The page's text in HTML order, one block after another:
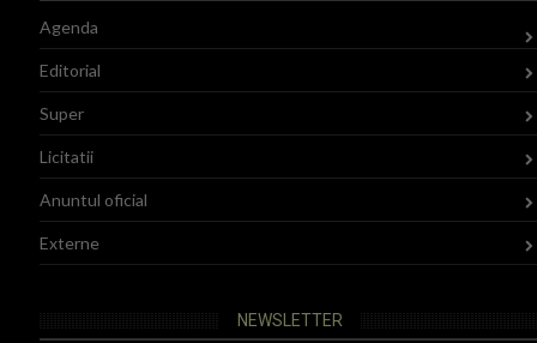
Agenda
Editorial
Super
Licitatii
Anuntul oficial
Externe
NEWSLETTER